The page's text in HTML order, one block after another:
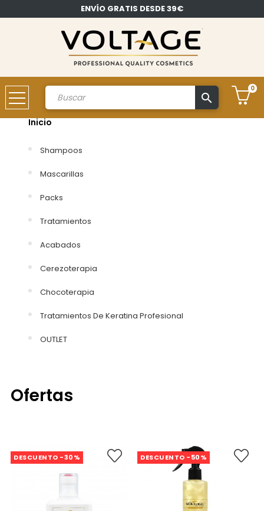
ENVÍO GRATIS DESDE 39€
search
0
Cuenta
Inicio
Shampoos
Mascarillas
Packs
Tratamientos
Acabados
Cerezoterapia
Chocoterapia
Tratamientos De Keratina Profesional
OUTLET
Ofertas
DESCUENTO -30% DESCUENTO -50%